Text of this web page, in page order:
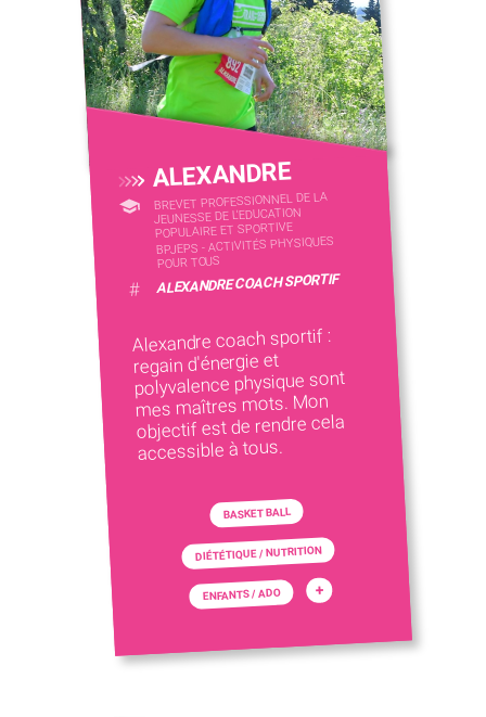
ALEXANDRE
BREVET PROFESSIONNEL DE LA
JEUNESSE DE L'EDUCATION
POPULAIRE ET SPORTIVE
BPJEPS - ACTIVITÉS PHYSIQUES
POUR TOUS
# ALEXANDRE COACH SPORTIF
Alexandre coach sportif :
regain d'énergie et
polyvalence physique sont
mes maîtres mots. Mon
objectif est de rendre cela
accessible à tous.
BASKET BALL
DIÉTÉTIQUE / NUTRITION
ENFANTS / ADO +